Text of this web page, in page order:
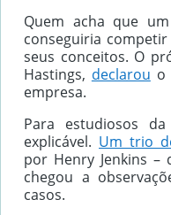
Quem acha que
conseguiria
seus conceitos. O
Hastings, declarou o
empresa.
Para estudiosos
explicável. Um trio
por Henry Jenkins –
chegou a
casos.